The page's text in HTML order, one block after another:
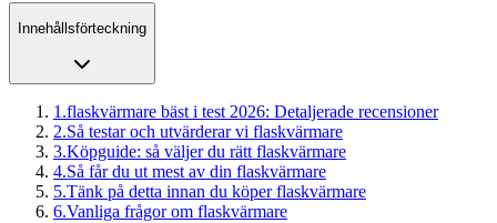
Innehållsförteckning
1 .flaskvärmare bäst i test 2026: Detaljerade recensioner
2.Så testar och utvärderar vi flaskvärmare
3.Köpguide: så väljer du rätt flaskvärmare
4.Så får du ut mest av din flaskvärmare
5.Tänk på detta innan du köper flaskvärmare
6.Vanliga frågor om flaskvärmare